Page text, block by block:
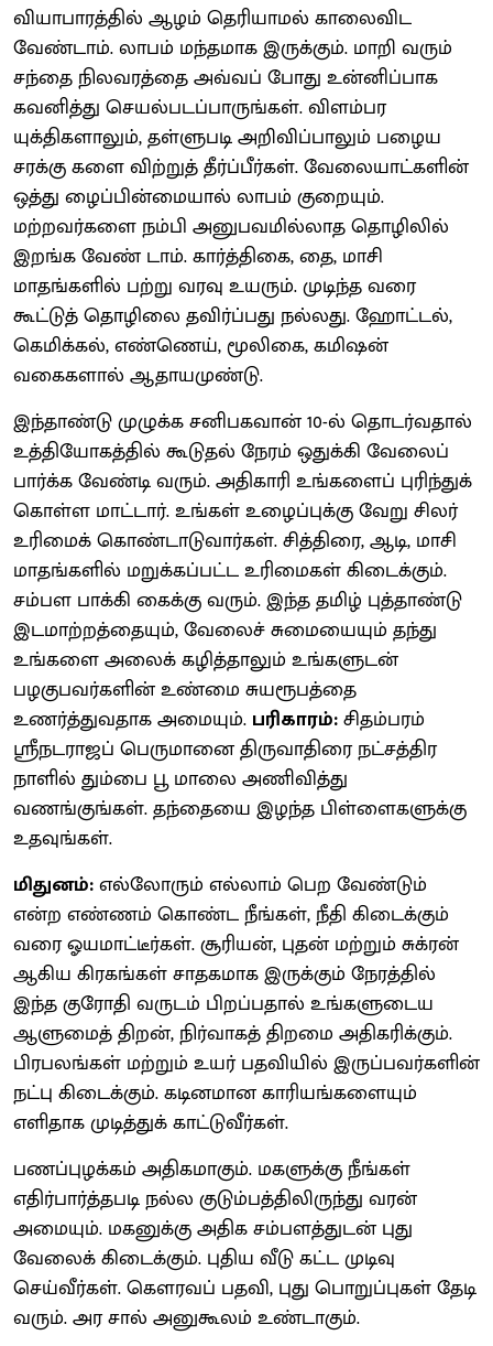
வியாபாரத்தில் ஆழம் தெரியாமல் காலைவிட
வேண்டாம். லாபம் மந்தமாக இருக்கும். மாறி வரும்
சந்தை நிலவரத்தை அவ்வப் போது உன்னிப்பாக
கவனித்து செயல்படப்பாருங்கள். விளம்பர
யுக்திகளாலும், தள்ளுபடி அறிவிப்பாலும் பழைய
சரக்கு களை விற்றுத் தீர்ப்பீர்கள். வேலையாட்களின்
ஒத்து ழைப்பின்மையால் லாபம் குறையும்.
மற்றவர்களை நம்பி அனுபவமில்லாத தொழிலில்
இறங்க வேண் டாம். கார்த்திகை, தை, மாசி
மாதங்களில் பற்று வரவு உயரும். முடிந்த வரை
கூட்டுத் தொழிலை தவிர்ப்பது நல்லது. ஹோட்டல்,
கெமிக்கல், எண்ணெய், மூலிகை, கமிஷன்
வகைகளால் ஆதாயமுண்டு.
இந்தாண்டு முழுக்க சனிபகவான் 10-ல் தொடர்வதால்
உத்தியோகத்தில் கூடுதல் நேரம் ஒதுக்கி வேலைப்
பார்க்க வேண்டி வரும். அதிகாரி உங்களைப் புரிந்துக்
கொள்ள மாட்டார். உங்கள் உழைப்புக்கு வேறு சிலர்
உரிமைக் கொண்டாடுவார்கள். சித்திரை, ஆடி, மாசி
மாதங்களில் மறுக்கப்பட்ட உரிமைகள் கிடைக்கும்.
சம்பள பாக்கி கைக்கு வரும். இந்த தமிழ் புத்தாண்டு
இடமாற்றத்தையும், வேலைச் சுமையையும் தந்து
உங்களை அலைக் கழித்தாலும் உங்களுடன்
பழகுபவர்களின் உண்மை சுயரூபத்தை
உணர்த்துவதாக அமையும். பரிகாரம்:சிதம்பரம்
ஸ்ரீநடராஜப் பெருமானை திருவாதிரை நட்சத்திர
நாளில் தும்பை பூ மாலை அணிவித்து
வணங்குங்கள். தந்தையை இழந்த பிள்ளைகளுக்கு
உதவுங்கள்.
மிதுனம்:எல்லோரும் எல்லாம் பெற வேண்டும்
என்ற எண்ணம் கொண்ட நீங்கள், நீதி கிடைக்கும்
வரை ஓயமாட்டீர்கள். சூரியன், புதன் மற்றும் சுக்ரன்
ஆகிய கிரகங்கள் சாதகமாக இருக்கும் நேரத்தில்
இந்த குரோதி வருடம் பிறப்பதால் உங்களுடைய
ஆளுமைத் திறன், நிர்வாகத் திறமை அதிகரிக்கும்.
பிரபலங்கள் மற்றும் உயர் பதவியில் இருப்பவர்களின்
நட்பு கிடைக்கும். கடினமான காரியங்களையும்
எளிதாக முடித்துக் காட்டுவீர்கள்.
பணப்புழக்கம் அதிகமாகும். மகளுக்கு நீங்கள்
எதிர்பார்த்தபடி நல்ல குடும்பத்திலிருந்து வரன்
அமையும். மகனுக்கு அதிக சம்பளத்துடன் புது
வேலைக் கிடைக்கும். புதிய வீடு கட்ட முடிவு
செய்வீர்கள். கௌரவப் பதவி, புது பொறுப்புகள் தேடி
வரும். அர சால் அனுகூலம் உண்டாகும்.